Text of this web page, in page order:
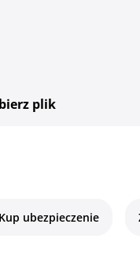
plik
Kup ubezpieczenie